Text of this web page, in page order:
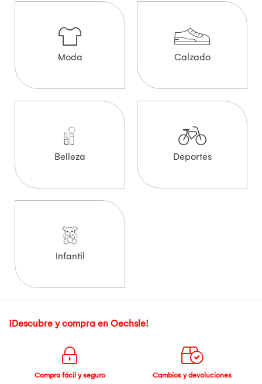
Moda Calzado
Belleza Deportes
Infantil
¡Descubre y compra en Oechsle!
Compra fácil y seguro
Cambios y devoluciones